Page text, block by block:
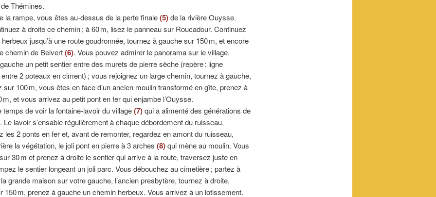
Thémines.
la rampe, vous êtes au-dessus de la perte finale(5)de la rivière Ouysse.
à droite ce chemin ; à 60 m, lisez le panneau sur Roucadour. Continuez
jusqu’à une route goudronnée, tournez à gauche sur 150 m, et encore
chemin de Belvert(6). Vous pouvez admirer le panorama sur le village.
un petit sentier entre des murets de pierre sèche (repère : ligne
2 poteaux en ciment) ; vous rejoignez un large chemin, tournez à gauche,
sur 100 m, vous êtes en face d’un ancien moulin transformé en gîte, prenez à
m, et vous arrivez au petit pont en fer qui enjambe l’Ouysse.
temps de voir la fontaine-lavoir du village(7)qui a alimenté des générations de
Le lavoir s’ensable régulièrement à chaque débordement du ruisseau.
les 2 ponts en fer et, avant de remonter, regardez en amont du ruisseau,
la végétation, le joli pont en pierre à 3 arches (8)qui mène au moulin. Vous
30 m et prenez à droite le sentier qui arrive à la route, traversez juste en
le sentier longeant un joli parc. Vous débouchez au cimetière ; partez à
grande maison sur votre gauche, l’ancien presbytère, tournez à droite,
150 m, prenez à gauche un chemin herbeux. Vous arrivez à un lotissement.